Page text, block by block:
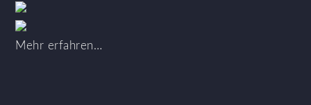
Mehr erfahren…